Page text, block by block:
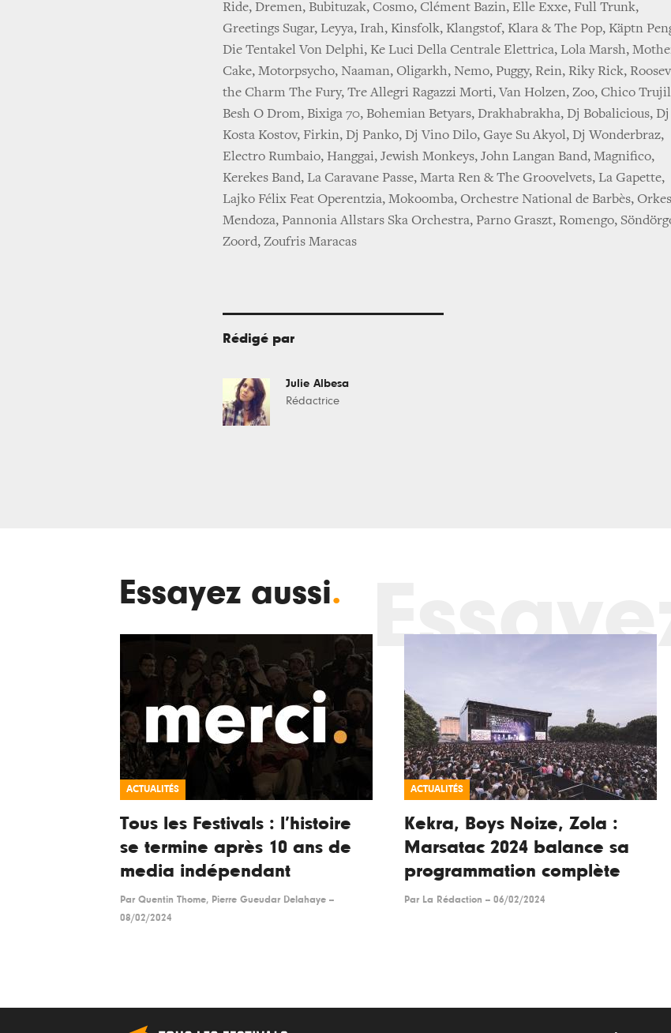
Ride, Dremen, Bubituzak, Cosmo, Clément Bazin, Elle Exxe, Full Trunk,
Greetings Sugar, Leyya, Irah, Kinsfolk, Klangstof, Klara & The Pop, Käptn
Die Tentakel Von Delphi, Ke Luci Della Centrale Elettrica, Lola Marsh,
Cake, Motorpsycho, Naaman, Oligarkh, Nemo, Puggy, Rein, Riky Rick,
the Charm The Fury, Tre Allegri Ragazzi Morti, Van Holzen, Zoo, Chico
Besh O Drom, Bixiga 70, Bohemian Betyars, Drakhabrakha, Dj Bobalicious, Dj
Kosta Kostov, Firkin, Dj Panko, Dj Vino Dilo, Gaye Su Akyol, Dj Wonderbraz,
Electro Rumbaio, Hanggai, Jewish Monkeys, John Langan Band, Magnifico,
Kerekes Band, La Caravane Passe, Marta Ren & The Groovelvets, La Gapette,
Lajko Félix Feat Operentzia, Mokoomba, Orchestre National de Barbès,
Mendoza, Pannonia Allstars Ska Orchestra, Parno Graszt, Romengo,
Zoord, Zoufris Maracas
Rédigé par
Julie Albesa
Rédactrice
Essayez aussi.
ACTUALITÉS
Tous les Festivals : l’histoire
se termine après 10 ans de
media indépendant
Par Quentin Thome, Pierre Gueudar Delahaye --
08/02/2024
ACTUALITÉS
Kekra, Boys Noize, Zola :
Marsatac 2024 balance sa
programmation complète
Par La Rédaction -- 06/02/2024